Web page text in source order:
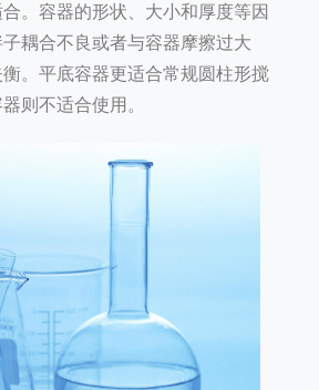
。容器的形状、大小和厚度等因
耦合不良或者与容器摩擦过大
。平底容器更适合常规圆柱形搅
则不适合使用。